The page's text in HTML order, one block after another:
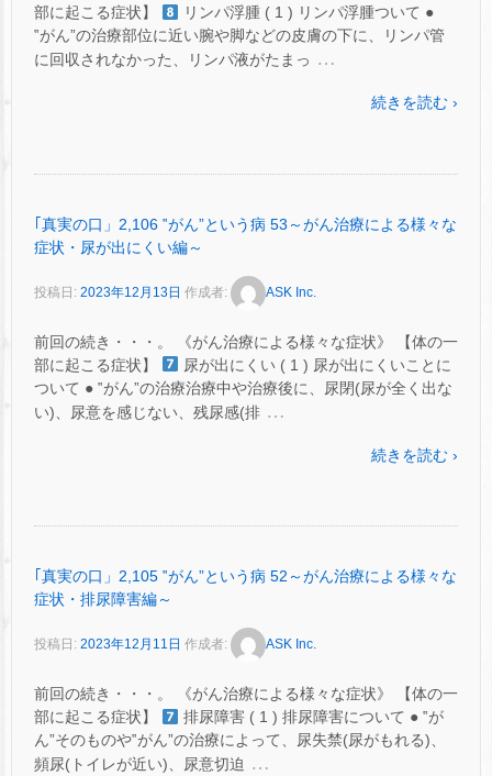
部に起こる症状】
リンパ浮腫 ( 1 ) リンパ浮腫ついて ●
‟がん”の治療部位に近い腕や脚などの皮膚の下に、リンパ管
に回収されなかった、リンパ液がたまっ …
続きを読む ›
｢真実の口」2,106 ‟がん”という病 53～がん治療による様々な
症状・尿が出にくい編～
投稿日: 2023年12月13日 作成者: ASK Inc.
前回の続き・・・。 《がん治療による様々な症状》 【体の一
部に起こる症状】
尿が出にくい ( 1 ) 尿が出にくいことに
ついて ● ‟がん”の治療治療中や治療後に、尿閉(尿が全く出な
い)、尿意を感じない、残尿感(排 …
続きを読む ›
｢真実の口」2,105 ‟がん”という病 52～がん治療による様々な
症状・排尿障害編～
投稿日: 2023年12月11日 作成者: ASK Inc.
前回の続き・・・。 《がん治療による様々な症状》 【体の一
部に起こる症状】
排尿障害 ( 1 ) 排尿障害について ● ‟が
ん”そのものや‟がん”の治療によって、尿失禁(尿がもれる)、
頻尿(トイレが近い)、尿意切迫 …